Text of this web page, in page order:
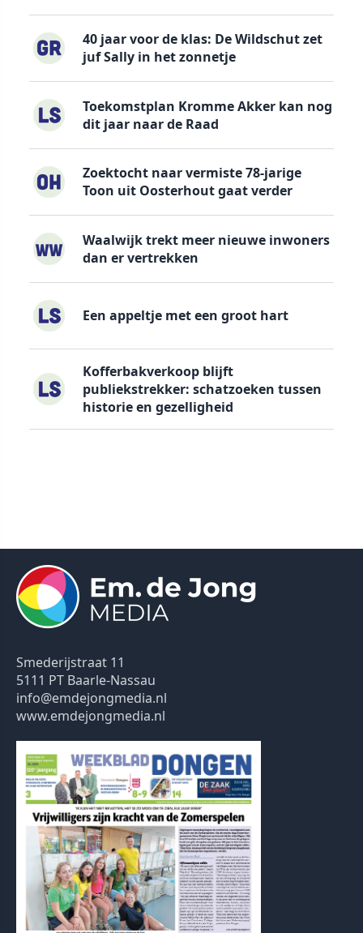
40 jaar voor de klas: De Wildschut zet
juf Sally in het zonnetje
Toekomstplan Kromme Akker kan nog
dit jaar naar de Raad
Zoektocht naar vermiste 78-jarige
Toon uit Oosterhout gaat verder
Waalwijk trekt meer nieuwe inwoners
dan er vertrekken
Een appeltje met een groot hart
Kofferbakverkoop blijft
publiekstrekker: schatzoeken tussen
historie en gezelligheid
Smederijstraat 11
5111 PT Baarle-Nassau
info@emdejongmedia.nl
www.emdejongmedia.nl